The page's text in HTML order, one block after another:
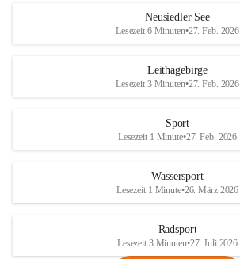
S
und den daraus folgenden wirtschaftlichen
Maßnahmen zur Bekämpfung
Rebe und der Amerikanischen
Anhang VBl. EU Nr. 18
1 Seite•1,4 MB
VBl. EU Nr. 18_2026
r
S
Neusiedler See
Lesezeit 6 Minuten•27. Feb. 2026
Leithagebirge
Lesezeit 3 Minuten•27. Feb. 2026
Sport
Lesezeit 1 Minute•27. Feb. 2026
Wassersport
Lesezeit 1 Minute•26. März 2026
Radsport
Lesezeit 3 Minuten•27. Juli 2026